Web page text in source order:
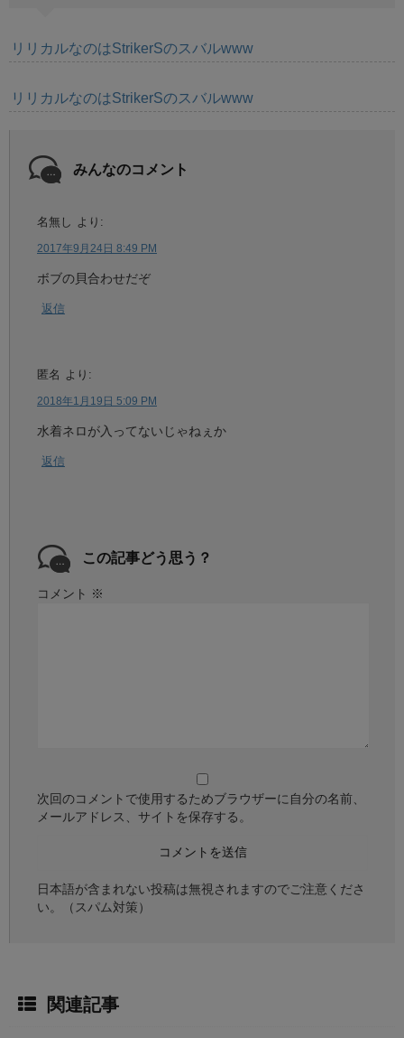
リリカルなのはStrikerSのスバルwww
リリカルなのはStrikerSのスバルwww
みんなのコメント
名無し より:
2017年9月24日 8:49 PM
ボブの貝合わせだぞ
返信
匿名 より:
2018年1月19日 5:09 PM
水着ネロが入ってないじゃねぇか
返信
この記事どう思う？
コメント ※
次回のコメントで使用するためブラウザーに自分の名前、
メールアドレス、サイトを保存する。
日本語が含まれない投稿は無視されますのでご注意くださ
い。（スパム対策）
関連記事